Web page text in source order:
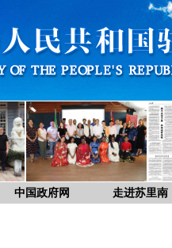
中国政府网 走进苏里南